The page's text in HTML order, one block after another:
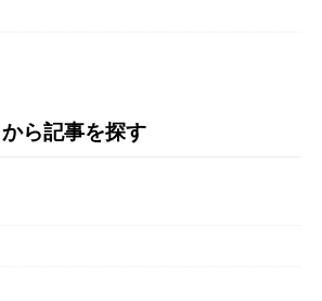
ら記事を探す